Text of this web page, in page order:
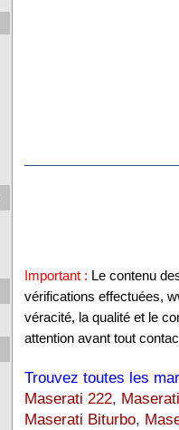
Important : Le contenu
vérifications effectuées,
véracité, la qualité et le
attention avant tout
Trouvez toutes les
Maserati 222,
Maserati Biturbo,